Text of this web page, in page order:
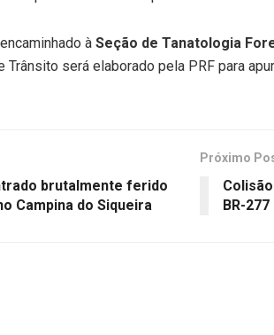
à Seção de Tanatologia
será elaborado pela PRF para
brutalmente ferido
Campina do Siqueira
Próximo
BR-277